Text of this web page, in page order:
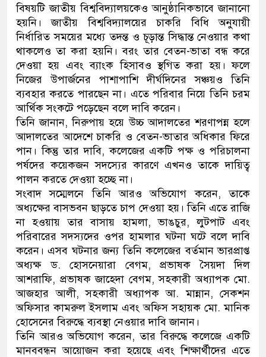
বিষয়টি জাতীয় বিশ্ববিদ্যালয়কেও আনুষ্ঠানিকভাবে জানানো
হয়নি। জাতীয় বিশ্ববিদ্যালয়ের চাকরি বিধি অনুযায়ী
নির্ধারিত সময়ের মধ্যে তদন্ত ও চূড়ান্ত সিদ্ধান্ত নেওয়ার কথা
থাকলেও তা করা হয়নি। বরং তার বেতন-ভাতা বন্ধ করে
দেওয়া হয় এবং ব্যাংক হিসাবও স্থগিত করা হয়। ফলে
নিজের উপার্জনের পাশাপাশি দীর্ঘদিনের সঞ্চয়ও তিনি
ব্যবহার করতে পারছেন না। এতে পরিবার নিয়ে তিনি চরম
আর্থিক সংকটে পড়েছেন বলে দাবি করেন।
তিনি জানান, নিরুপায় হয়ে উচ্চ আদালতের শরণাপন্ন হলে
আদালতের আদেশে চাকরি ও বেতন-ভাতার অধিকার ফিরে
পান। কিন্তু তার দাবি, কলেজের একটি পক্ষ ও পরিচালনা
পর্ষদের কয়েকজন সদস্যের কারণে এখনও তাকে দায়িত্ব
পালন করতে দেওয়া হচ্ছে না।
সংবাদ সম্মেলনে তিনি আরও অভিযোগ করেন, তাকে
অধ্যক্ষের বাসভবন ছাড়তে চাপ দেওয়া হয়। তিনি এতে রাজি
না হওয়ায় তার বাসায় হামলা, ভাঙচুর, লুটপাট এবং
পরিবারের সদস্যদের ওপর হামলার ঘটনা ঘটে বলে দাবি
করেন। এসব ঘটনার জন্য তিনি কলেজের বর্তমান ভারপ্রাপ্ত
অধ্যক্ষ ড. হোসনেয়ারা বেগম, প্রভাষক সৈয়দা দিল
আশরাফি, প্রভাষক জাহেদা বেগম, সহকারী অধ্যাপক মো.
আজহার আলী, সহকারী অধ্যাপক আ. মান্নান, সেকশন
অফিসার কামরুল ইসলাম এবং অফিস সহায়ক মো. মানিক
হোসেনের বিরুদ্ধে ব্যবস্থা নেওয়ার দাবি জানান।
তিনি আরও অভিযোগ করেন, তার বিরুদ্ধে কলেজে একটি
মানববন্ধন আয়োজন করা হয়েছে এবং শিক্ষার্থীদের এতে